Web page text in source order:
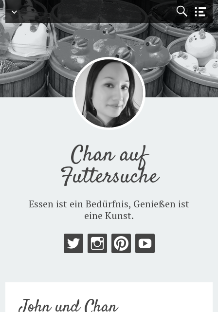
Menü
Chan auf
Futtersuche
Essen ist ein Bedürfnis, Genießen ist
eine Kunst.
John und Chan